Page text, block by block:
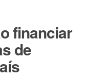
financiar
de